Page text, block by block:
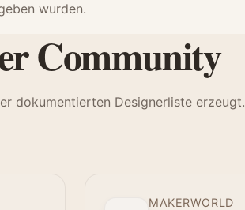
wurden.
Community
dokumentierten Designerliste erzeugt.
MAKERWORLD